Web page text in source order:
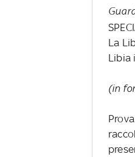
La
Libia
(in